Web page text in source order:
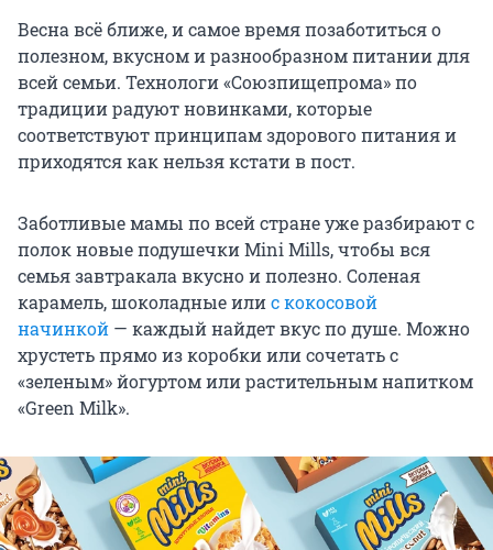
Весна всё ближе, и самое время позаботиться о
полезном, вкусном и разнообразном питании для
всей семьи. Технологи «Союзпищепрома» по
традиции радуют новинками, которые
соответствуют принципам здорового питания и
приходятся как нельзя кстати в пост.
Заботливые мамы по всей стране уже разбирают с
полок новые подушечки Mini Mills, чтобы вся
семья завтракала вкусно и полезно. Соленая
карамель, шоколадные илис кокосовой
начинкой — каждый найдет вкус по душе. Можно
хрустеть прямо из коробки или сочетать с
«зеленым» йогуртом или растительным напитком
«Green Milk».